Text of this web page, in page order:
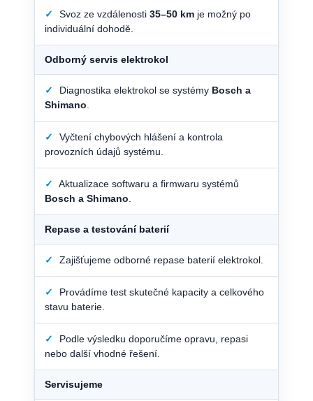
✓ Svoz ze vzdálenosti 35–50 km je možný po
individuální dohodě.
Odborný servis elektrokol
✓ Diagnostika elektrokol se systémy Bosch a
Shimano
✓
Vyčtení chybových hlášení a kontrola
provozních údajů systému.
✓
Aktualizace softwaru a firmwaru systémů
Bosch a Shimano
Repase a testování baterií
✓ Zajišťujeme odborné repase baterií elektrokol.
✓
Provádíme test skutečné kapacity a celkového
stavu baterie.
✓
Podle výsledku doporučíme opravu, repasi
nebo další vhodné řešení.
Servisujeme